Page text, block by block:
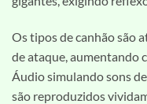
Os tipos de canhão são
de ataque, aumentando
Áudio simulando sons
são reproduzidos